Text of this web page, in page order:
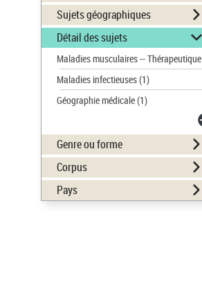
Sujets géographiques
Détail des sujets
Maladies musculaires -- Thérapeutique
Maladies infectieuses(1)
Géographie médicale(1)
Genre ou forme
Corpus
Pays